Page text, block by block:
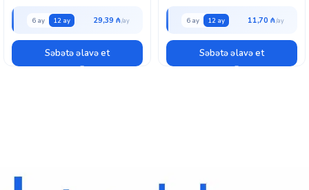
6 ay 12 ay 29,39 ₼
Səbətə əlavə et
6 ay 12 ay 11,70 ₼
Səbətə əlavə et